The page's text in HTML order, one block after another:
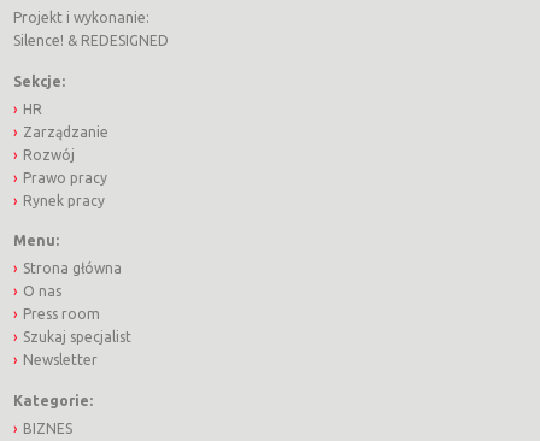
Projekt i wykonanie:
Silence! & REDESIGNED
Sekcje:
HR
Zarządzanie
Rozwój
Prawo pracy
Rynek pracy
Menu:
Strona główna
O nas
Press room
Szukaj specjalist
Newsletter
Kategorie:
BIZNES